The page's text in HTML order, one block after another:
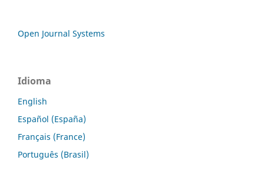
Open Journal Systems
Idioma
English
Español (España)
Français (France)
Português (Brasil)